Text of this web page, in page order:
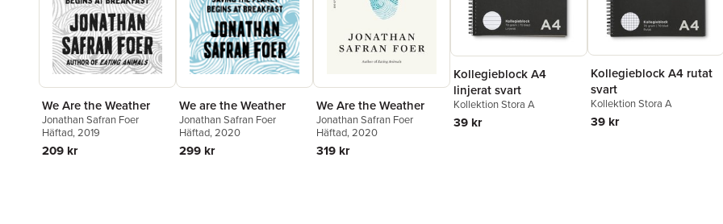
We Are the Weather
Jonathan Safran Foer
Häftad, 2019
209 kr
We are the Weather
Jonathan Safran Foer
Häftad, 2020
299 kr
We Are the Weather
Jonathan Safran Foer
Häftad, 2020
319 kr
Kollegieblock A4
linjerat svart
Kollektion Stora A
39 kr
Kollegieblock A4 rutat
svart
Kollektion Stora A
39 kr